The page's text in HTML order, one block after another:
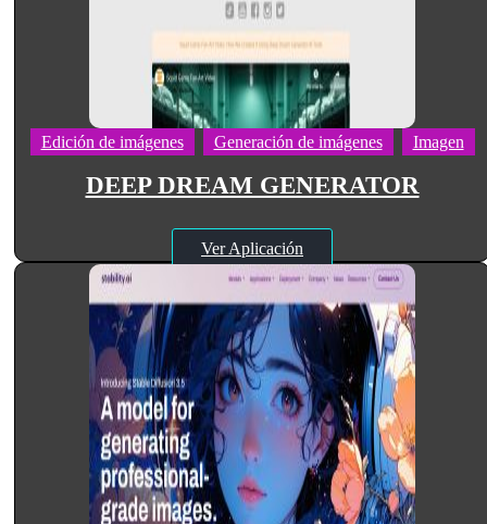
Edición de imágenes Generación de imágenes Imagen
DEEP DREAM GENERATOR
Ver Aplicación